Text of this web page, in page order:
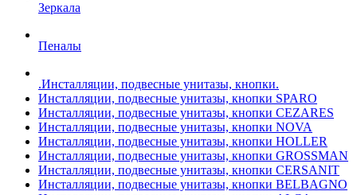
Зеркала
Пеналы
.Инсталляции, подвесные унитазы, кнопки.
Инсталляции, подвесные унитазы, кнопки SPARO
Инсталляции, подвесные унитазы, кнопки CEZARES
Инсталляции, подвесные унитазы, кнопки NOVA
Инсталляции, подвесные унитазы, кнопки HOLLER
Инсталляции, подвесные унитазы, кнопки GROSSMAN
Инсталляции, подвесные унитазы, кнопки CERSANIT
Инсталляции, подвесные унитазы, кнопки BELBAGNO